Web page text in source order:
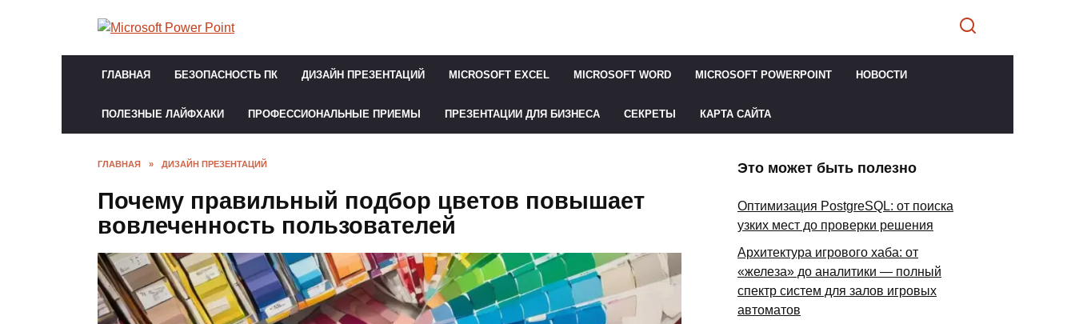
ГЛАВНАЯ БЕЗОПАСНОСТЬ ПК ДИЗАЙН ПРЕЗЕНТАЦИЙ MICROSOFT EXCEL MICROSOFT WORD MICROSOFT POWERPOINT НОВОСТИ
ПОЛЕЗНЫЕ ЛАЙФХАКИ ПРОФЕССИОНАЛЬНЫЕ ПРИЕМЫ ПРЕЗЕНТАЦИИ ДЛЯ БИЗНЕСА СЕКРЕТЫ КАРТА САЙТА
ГЛАВНАЯ » ДИЗАЙН ПРЕЗЕНТАЦИЙ
Почему правильный подбор цветов повышает
вовлеченность пользователей
Это может быть полезно
Оптимизация PostgreSQL: от поиска
узких мест до проверки решения
Архитектура игрового хаба: от
«железа» до аналитики — полный
спектр систем для залов игровых
автоматов